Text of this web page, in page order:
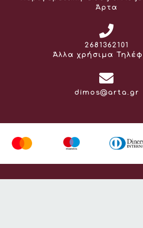
Άρτα
Τηλέφωνο:
2681362101
Άλλα χρήσιμα
Email:
dimos@arta.gr